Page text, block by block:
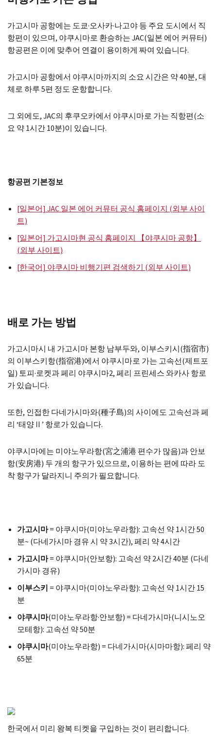
가고시마 공항에는 도쿄·오사카·나고야 등 주요 도시에서 직
항편이 있으며, 야쿠시마로 환승하는 JAC(일본 에어 커뮤터)
항공편은 이에 맞추어 연결이 용이하게 짜여 있습니다.
가고시마 공항에서 야쿠시마까지의 소요 시간은 약 40분, 대
체로 하루 5편 정도 운항합니다.
그 외에도, JAC의 후쿠오카에서 야쿠시마로 가는 직항편(소
요 약 1시간 10분)이 있습니다.
항공편 기본정보
[일본어] JAC 일본 에어 커뮤터 공식 홈페이지 (외부 사이
트)
[일본어] 가고시마현 공식 홈페이지 【야쿠시마 공항】
(외부 사이트)
[한국어] 야쿠시마 비행기편 검색하기 (외부 사이트)
배로 가는 방법
가고시마시 내 가고시마 본항 남부두와, 이부스키시(指宿市)
의 이부스키항(指宿港)에서 야쿠시마로 가는 고속선(제트포
일) 토피·로켓과 페리 야쿠시마2, 페리 프린세스 와카사 항로
가 있습니다.
또한, 인접한 다네가시마와(種子島)의 사이에도 고속선과 페
리 ‘태양Ⅱ’ 항로가 있습니다.
야쿠시마에는 미야노우라항(宮之浦港 편수가 많음)과 안보
항(安房港) 두 개의 항구가 있으므로, 이용하는 편에 따라 도
착 항구가 달라지니 주의가 필요합니다.
가고시마= 야쿠시마(미야노우라항): 고속선 약 1시간 50
분~ (다네가시마 경유 시 약 3시간), 페리 약 4시간
가고시마= 야쿠시마(안보항): 고속선 약 2시간 40분 (다네
가시마 경유)
이부스키 = 야쿠시마(미야노우라항): 고속선 약 1시간 15
분
야쿠시마(미야노우라항·안보항) = 다네가시마(니시노오
모테항): 고속선 약 50분
야쿠시마(미야노우라항) = 다네가시마(시마마항): 페리 약
65분
한국에서 미리 왕복 티켓을 구입하는 것이 편리합니다.